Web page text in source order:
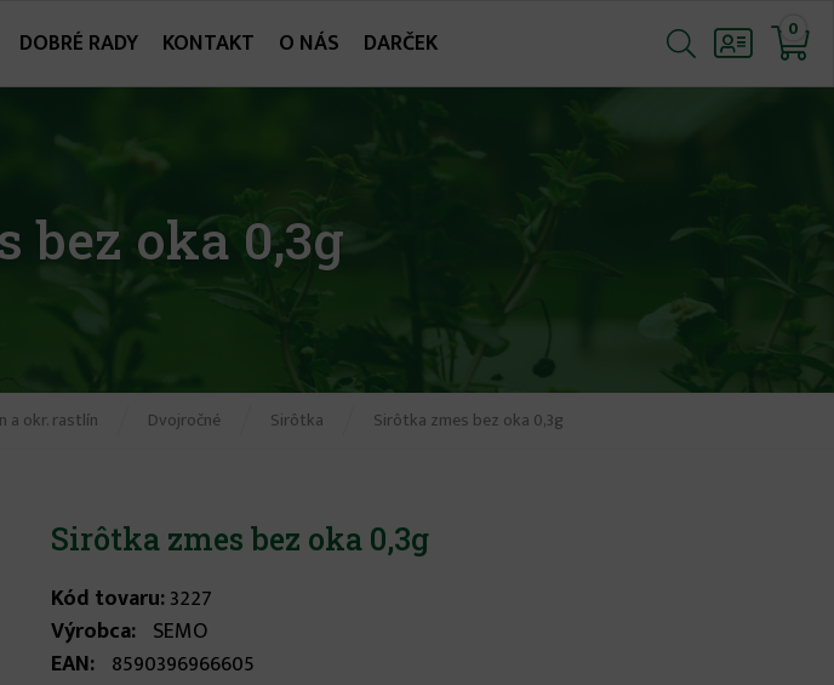
DOBRÉ RADY KONTAKT O NÁS DARČEK 0
bez oka 0,3g
a okr. rastlín Dvojročné Sirôtka Sirôtka zmes bez oka 0,3g
Sirôtka zmes bez oka 0,3g
Kód tovaru:3227
Výrobca: SEMO
EAN: 8590396966605